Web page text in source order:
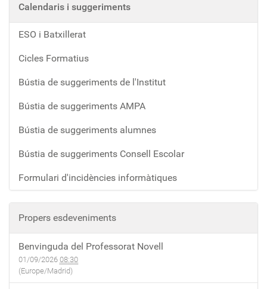
Calendaris i suggeriments
ESO i Batxillerat
Cicles Formatius
Bústia de suggeriments de l'Institut
Bústia de suggeriments AMPA
Bústia de suggeriments alumnes
Bústia de suggeriments Consell Escolar
Formulari d'incidències informàtiques
Propers esdeveniments
Benvinguda del Professorat Novell
01/09/2026 08:30
(Europe/Madrid)